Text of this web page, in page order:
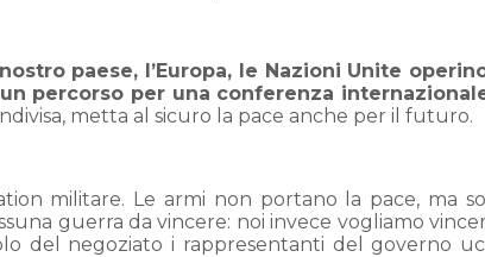
paese, l’Europa, le Nazioni Unite
percorso per una conferenza
metta al sicuro la pace anche per il futuro.
militare. Le armi non portano la pace, ma
guerra da vincere: noi invece vogliamo
del negoziato i rappresentanti del governo